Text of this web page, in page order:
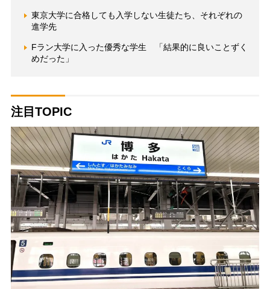
東京大学に合格しても入学しない生徒たち、それぞれの
進学先
Fラン大学に入った優秀な学生 「結果的に良いことずく
めだった」
注目TOPIC